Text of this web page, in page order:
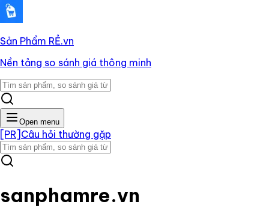
Sản Phẩm RẺ.vn
Nền tảng so sánh giá thông minh
Open menu
[PR] Câu hỏi thường gặp
sanphamre.vn